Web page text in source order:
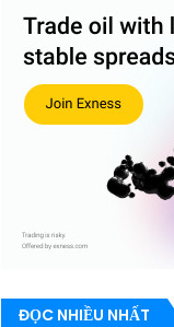
ĐỌC NHIỀU NHẤT